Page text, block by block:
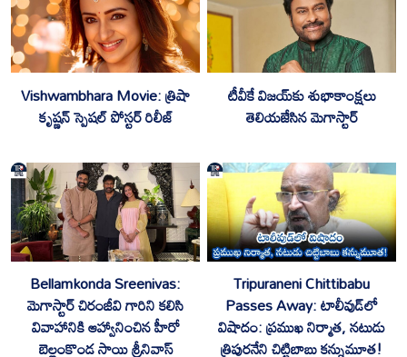
Vishwambhara Movie: త్రిషా
కృష్ణన్‌ స్పెషల్ పోస్టర్ రిలీజ్
టీవీకే విజయ్‌కు శుభాకాంక్షలు
తెలియజేసిన మెగాస్టార్
Bellamkonda Sreenivas:
మెగాస్టార్ చిరంజీవి గారిని కలిసి
వివాహానికి ఆహ్వానించిన హీరో
బెల్లంకొండ సాయి శ్రీనివాస్
Tripuraneni Chittibabu
Passes Away: టాలీవుడ్‌లో
విషాదం: ప్రముఖ నిర్మాత, నటుడు
త్రిపురనేని చిట్టిబాబు కన్నుమూత!